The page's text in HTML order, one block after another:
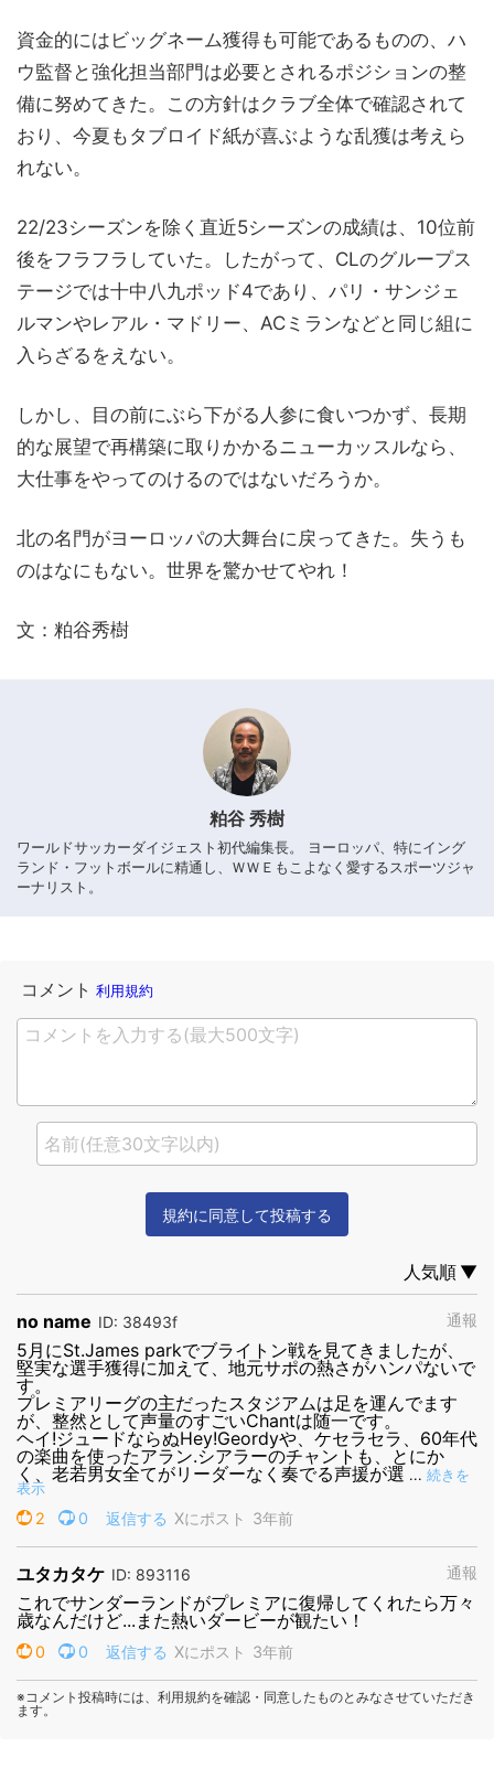
資金的にはビッグネーム獲得も可能であるものの、ハ
ウ監督と強化担当部門は必要とされるポジションの整
備に努めてきた。この方針はクラブ全体で確認されて
おり、今夏もタブロイド紙が喜ぶような乱獲は考えら
れない。
22/23シーズンを除く直近5シーズンの成績は、10位前
後をフラフラしていた。したがって、CLのグループス
テージでは十中八九ポッド4であり、パリ・サンジェ
ルマンやレアル・マドリー、ACミランなどと同じ組に
入らざるをえない。
しかし、目の前にぶら下がる人参に食いつかず、長期
的な展望で再構築に取りかかるニューカッスルなら、
大仕事をやってのけるのではないだろうか。
北の名門がヨーロッパの大舞台に戻ってきた。失うも
のはなにもない。世界を驚かせてやれ！
文：粕谷秀樹
粕谷 秀樹
ワールドサッカーダイジェスト初代編集長。 ヨーロッパ、特にイング
ランド・フットボールに精通し、ＷＷＥもこよなく愛するスポーツジャ
ーナリスト。